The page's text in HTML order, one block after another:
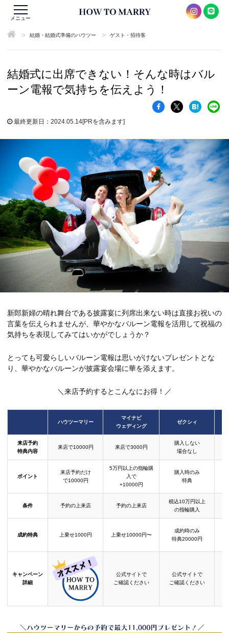
メニュー
> 結婚・結婚式準備のハウツー > ゲスト・招待客
結婚式に出席できない！そんな時はバル
ーン電報で気持ちを伝えよう！
最終更新日：2024.05.14[PRを含みます]
新郎新婦の晴れ舞台である披露宴に列席出来ない時は直接お祝いの
言葉を伝えられませんが、華やかなバルーン電報を活用して祝福の
気持ちを表現してみてはいかがでしょうか？
とっても可愛らしいバルーン電報は思いがけないプレゼントとな
り、華やかなバルーンが披露宴会場に華を添えます。
＼来店予約するとこんなにお得！／
ハウツーマリー
マイナビ
ウェディング
ゼクシィ
来店予約
特典内容
来店で10000円 来店で3000円
購入しない
場合なし
ポイント
来店予約だけ
で10000円
5万円以上の指輪購
入で
+10000円
購入時のみ
特典
条件 予約の上来店 予約の上来店
税込10万円以上
の指輪購入
成約特典 上乗せ1000円 上乗せ10000円〜
成約時のみ
特典20000円
キャンペーン
詳細
公式サイトで
ご確認ください
公式サイトで
ご確認ください